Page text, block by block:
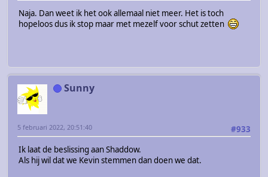
Naja. Dan weet ik het ook allemaal niet meer. Het is toch
hopeloos dus ik stop maar met mezelf voor schut zetten
Sunny
#933
5 februari 2022, 20:51:40
Ik laat de beslissing aan Shaddow.
Als hij wil dat we Kevin stemmen dan doen we dat.